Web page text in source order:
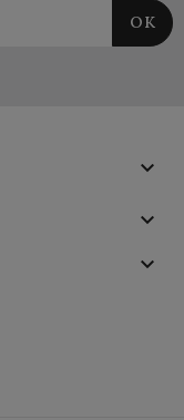


